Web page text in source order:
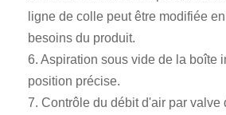
ligne de colle peut être modifiée
besoins du produit.
6. Aspiration sous vide de la boîte
position précise.
7. Contrôle du débit d'air par valve